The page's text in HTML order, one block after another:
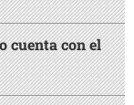
cuenta con el